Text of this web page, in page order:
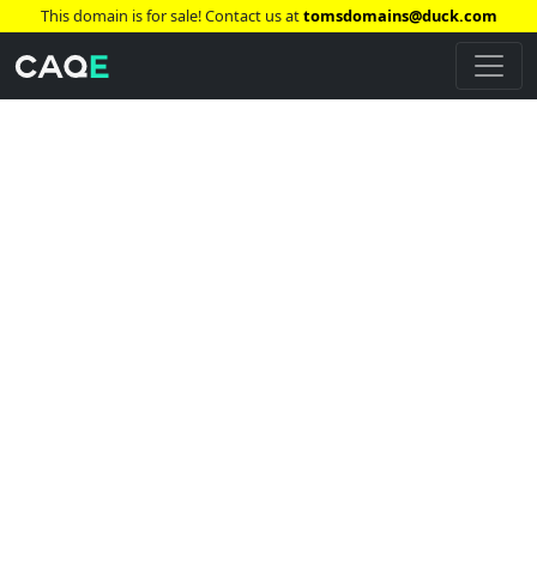
This domain is for sale! Contact us attomsdomains@duck.com